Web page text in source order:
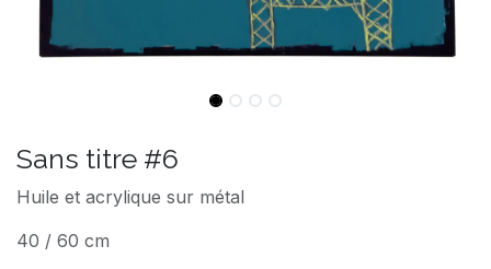
Sans titre #6
Huile et acrylique sur métal
40 / 60 cm